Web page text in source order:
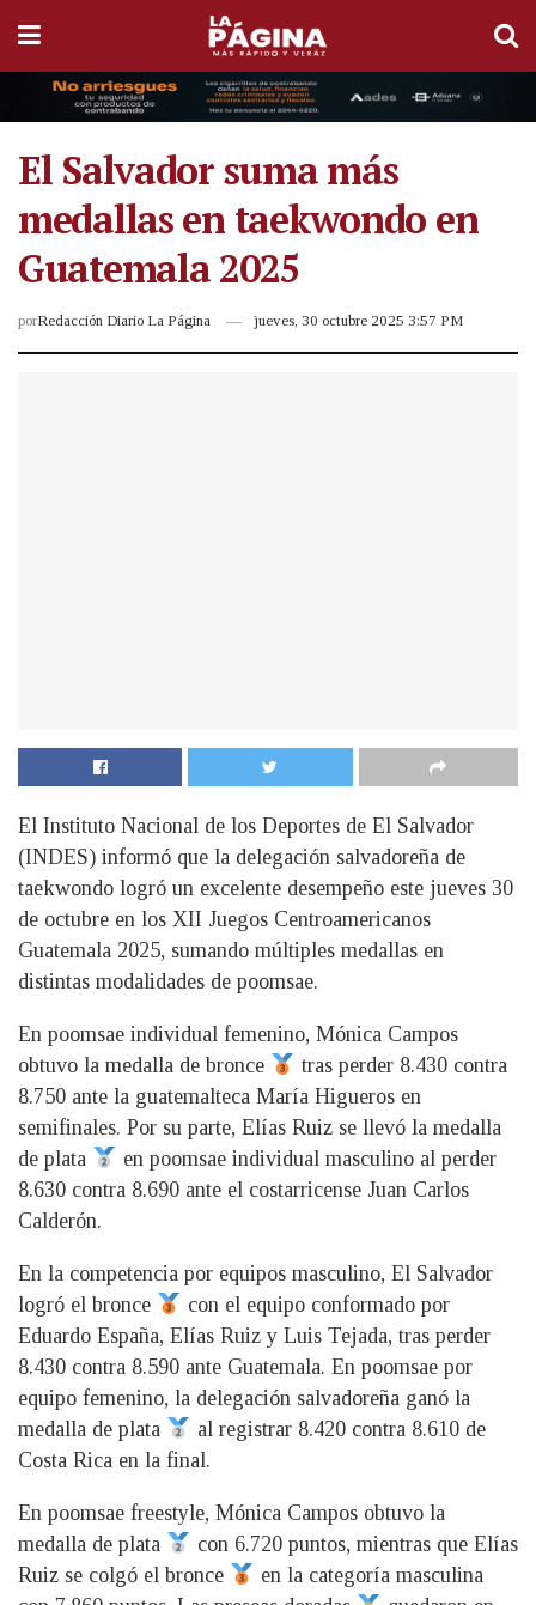
El Salvador suma más
medallas en taekwondo en
Guatemala 2025
porRedacción Diario La Página jueves, 30 octubre 2025 3:57 PM
El Instituto Nacional de los Deportes de El Salvador
(INDES) informó que la delegación salvadoreña de
taekwondo logró un excelente desempeño este jueves 30
de octubre en los XII Juegos Centroamericanos
Guatemala 2025, sumando múltiples medallas en
distintas modalidades de poomsae.
En poomsae individual femenino, Mónica Campos
obtuvo la medalla de bronce
tras perder 8.430 contra
8.750 ante la guatemalteca María Higueros en
semifinales. Por su parte, Elías Ruiz se llevó la medalla
de plata
en poomsae individual masculino al perder
8.630 contra 8.690 ante el costarricense Juan Carlos
Calderón.
En la competencia por equipos masculino, El Salvador
logró el bronce
con el equipo conformado por
Eduardo España, Elías Ruiz y Luis Tejada, tras perder
8.430 contra 8.590 ante Guatemala. En poomsae por
equipo femenino, la delegación salvadoreña ganó la
medalla de plata
al registrar 8.420 contra 8.610 de
Costa Rica en la final.
En poomsae freestyle, Mónica Campos obtuvo la
medalla de plata
con 6.720 puntos, mientras que Elías
Ruiz se colgó el bronce
en la categoría masculina